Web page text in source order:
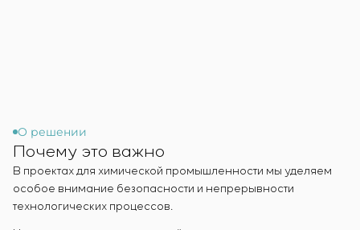
щитового оборудования
Разработка математических моделей объектов
управления
Разработка специальных алгоритмов
Разработка систем управления
О решении
Почему это важно
В проектах для химической промышленности мы уделяем
особое внимание безопасности и непрерывности
технологических процессов.